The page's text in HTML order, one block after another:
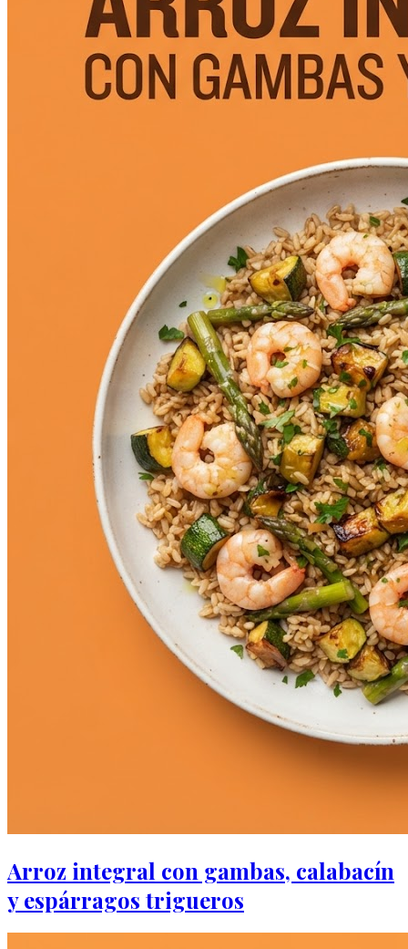
Arroz integral con gambas, calabacín
y espárragos trigueros